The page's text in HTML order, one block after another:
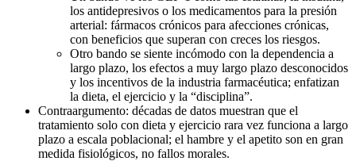
los antidepresivos o los medicamentos para la presión
arterial: fármacos crónicos para afecciones crónicas,
con beneficios que superan con creces los riesgos.
Otro bando se siente incómodo con la dependencia a
largo plazo, los efectos a muy largo plazo desconocidos
y los incentivos de la industria farmacéutica; enfatizan
la dieta, el ejercicio y la “disciplina”.
Contraargumento: décadas de datos muestran que el
tratamiento solo con dieta y ejercicio rara vez funciona a largo
plazo a escala poblacional; el hambre y el apetito son en gran
medida fisiológicos, no fallos morales.